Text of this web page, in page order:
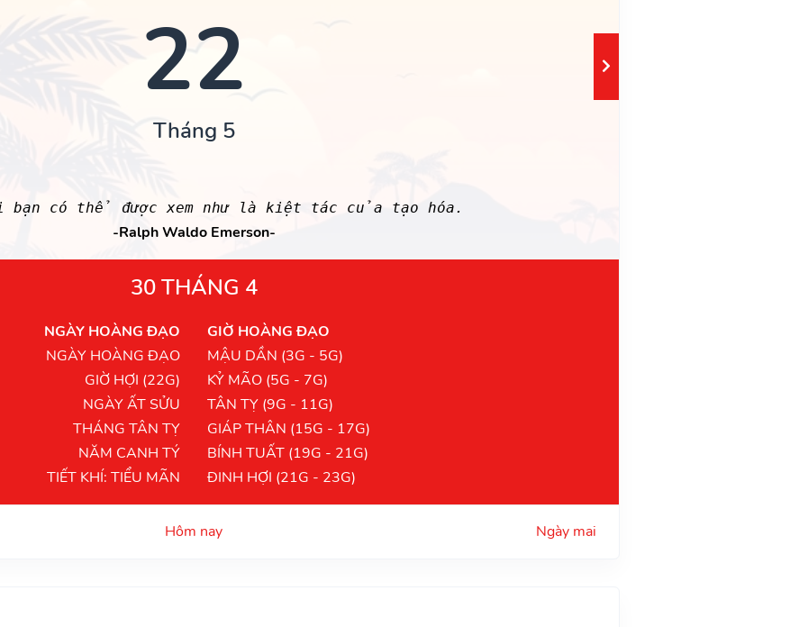
22
Tháng 5
bạn có thể được xem như là kiệt tác của tạo hóa.
-Ralph Waldo Emerson-
30 THÁNG 4
NGÀY HOÀNG ĐẠO
NGÀY HOÀNG ĐẠO
GIỜ HỢI (22G)
NGÀY ẤT SỬU
THÁNG TÂN TỴ
NĂM CANH TÝ
TIẾT KHÍ: TIỂU MÃN
GIỜ HOÀNG ĐẠO
MẬU DẦN (3G - 5G)
KỶ MÃO (5G - 7G)
TÂN TỴ (9G - 11G)
GIÁP THÂN (15G - 17G)
BÍNH TUẤT (19G - 21G)
ĐINH HỢI (21G - 23G)
Hôm nay Ngày mai